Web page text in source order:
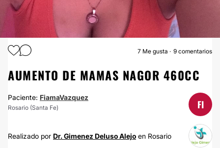
AUMENTO MAMAS
7 Me gusta 9 comentarios
AUMENTO DE MAMAS NAGOR 460CC
Paciente: FiamaVazquez
Rosario (Santa Fe) FI
Realizado por Dr. Gimenez Deluso Alejo en Rosario